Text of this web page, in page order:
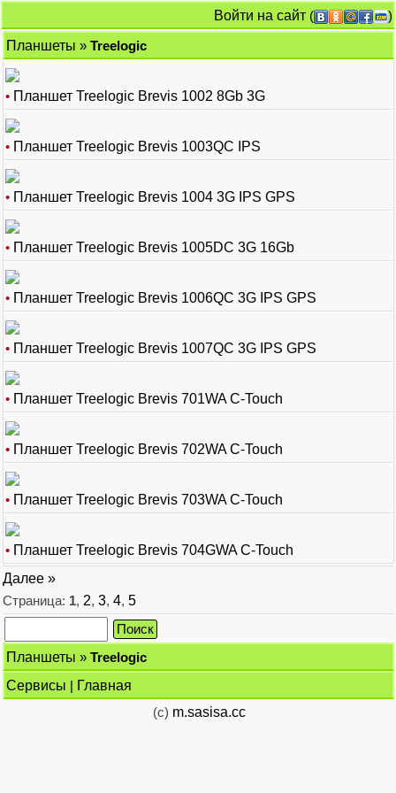
Войти на сайт (
)
Планшеты » Treelogic
• Планшет Treelogic Brevis 1002 8Gb 3G
• Планшет Treelogic Brevis 1003QC IPS
• Планшет Treelogic Brevis 1004 3G IPS GPS
• Планшет Treelogic Brevis 1005DC 3G 16Gb
• Планшет Treelogic Brevis 1006QC 3G IPS GPS
• Планшет Treelogic Brevis 1007QC 3G IPS GPS
• Планшет Treelogic Brevis 701WA C-Touch
• Планшет Treelogic Brevis 702WA C-Touch
• Планшет Treelogic Brevis 703WA C-Touch
• Планшет Treelogic Brevis 704GWA C-Touch
Далее »
Страница: 1, 2, 3, 4, 5
Планшеты » Treelogic
Сервисы | Главная
(c) m.sasisa.cc